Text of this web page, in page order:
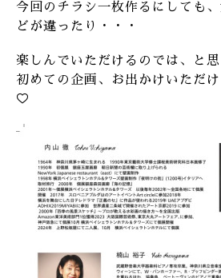
今回のチラシ一枚作るにしても
どが違ったり・・・
楽しんでいただけるのでは、と思
初めての企画、お出かけいただ
♡